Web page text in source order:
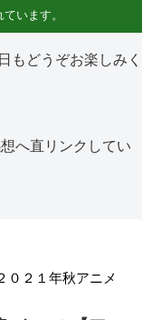
います。
もどうぞお楽しみく
へ直リンクしてい
０２１年秋アニメ